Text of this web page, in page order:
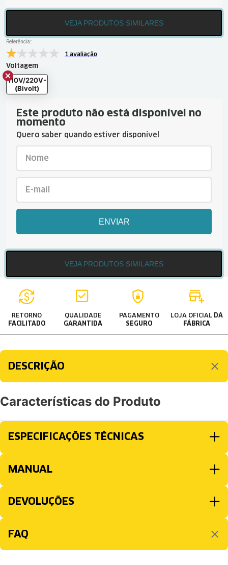
VEJA PRODUTOS SIMILARES
Referência::
1 avaliação
Voltagem
110V/220V-
(Bivolt)
Este produto não está disponível no
momento
Quero saber quando estiver disponível
ENVIAR
VEJA PRODUTOS SIMILARES
RETORNO
FACILITADO
QUALIDADE
GARANTIDA
PAGAMENTO
SEGURO
LOJA OFICIAL DA
FÁBRICA
DESCRIÇÃO
Características do Produto
ESPECIFICAÇÕES TÉCNICAS
MANUAL
DEVOLUÇÕES
FAQ